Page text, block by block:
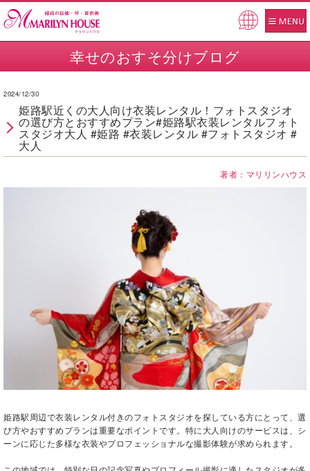
幸せのおすそ分けブログ
2024/12/30
姫路駅近くの大人向け衣装レンタル！フォトスタジオ
の選び方とおすすめプラン#姫路駅衣装レンタルフォト
スタジオ大人 #姫路 #衣装レンタル #フォトスタジオ #
大人
著者：マリリンハウス
姫路駅周辺で衣装レンタル付きのフォトスタジオを探している方にとって、選
び方やおすすめプランは重要なポイントです。特に大人向けのサービスは、シ
ーンに応じた多様な衣装やプロフェッショナルな撮影体験が求められます。